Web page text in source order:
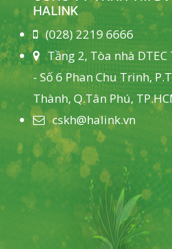
HALINK
(028) 2219 6666
Tầng 2, Tòa nhà DTEC
- Số 6 Phan Chu Trinh,
Thành, Q.Tân Phú,
cskh@halink.vn